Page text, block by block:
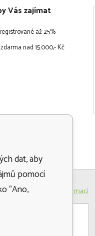
Vás zajímat
až 25%
nad 15.000,- Kč
Více informací
dat, aby
pomocí
"Ano,